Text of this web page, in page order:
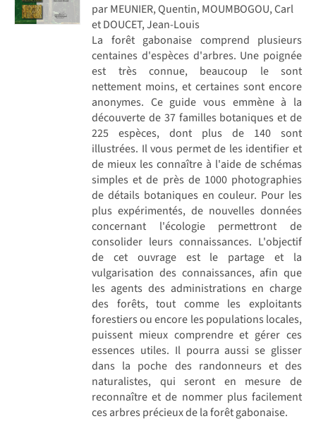
par MEUNIER, Quentin, MOUMBOGOU, Carl
et DOUCET, Jean-Louis
La forêt gabonaise comprend plusieurs
centaines d'espèces d'arbres. Une poignée
est très connue, beaucoup le sont
nettement moins, et certaines sont encore
anonymes. Ce guide vous emmène à la
découverte de 37 familles botaniques et de
225 espèces, dont plus de 140 sont
illustrées. Il vous permet de les identifier et
de mieux les connaître à l'aide de schémas
simples et de près de 1000 photographies
de détails botaniques en couleur. Pour les
plus expérimentés, de nouvelles données
concernant l'écologie permettront de
consolider leurs connaissances. L'objectif
de cet ouvrage est le partage et la
vulgarisation des connaissances, afin que
les agents des administrations en charge
des forêts, tout comme les exploitants
forestiers ou encore les populations locales,
puissent mieux comprendre et gérer ces
essences utiles. Il pourra aussi se glisser
dans la poche des randonneurs et des
naturalistes, qui seront en mesure de
reconnaître et de nommer plus facilement
ces arbres précieux de la forêt gabonaise.